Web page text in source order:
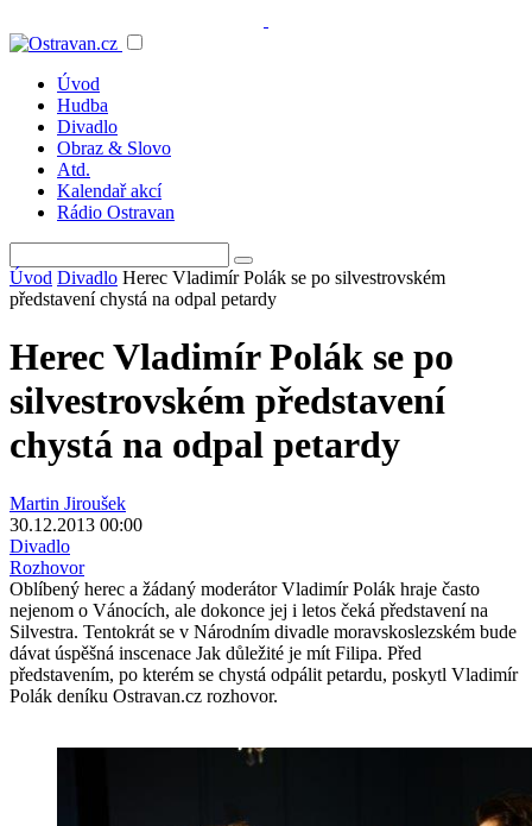
Úvod
Hudba
Divadlo
Obraz & Slovo
Atd.
Kalendař akcí
Rádio Ostravan
Úvod Divadlo Herec Vladimír Polák se po silvestrovském
představení chystá na odpal petardy
Herec Vladimír Polák se po
silvestrovském představení
chystá na odpal petardy
Martin Jiroušek
30.12.2013 00:00
Divadlo
Rozhovor
Oblíbený herec a žádaný moderátor Vladimír Polák hraje často
nejenom o Vánocích, ale dokonce jej i letos čeká představení na
Silvestra. Tentokrát se v Národním divadle moravskoslezském bude
dávat úspěšná inscenace Jak důležité je mít Filipa. Před
představením, po kterém se chystá odpálit petardu, poskytl Vladimír
Polák deníku Ostravan.cz rozhovor.